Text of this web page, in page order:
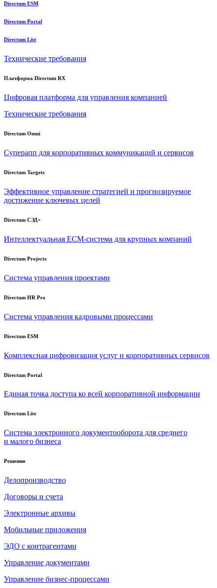
Directum ESM
Directum Portal
Directum Lite
Технические требования
Платформа Directum RX
Цифровая платформа для управления компанией
Технические требования
Directum Omni
Суперапп для корпоративных коммуникаций и сервисов
Directum Targets
Эффективное управление стратегией и прогнозируемое
достижение ключевых целей
Directum СЭД+
Интеллектуальная ECM-система для крупных компаний
Directum Projects
Система управления проектами
Directum HR Pro
Система управления кадровыми процессами
Directum ESM
Комплексная цифровизация услуг и корпоративных сервисов
Directum Portal
Единая точка доступа ко всей корпоративной информации
Directum Lite
Система электронного документооборота для среднего
и малого бизнеса
Решения
Делопроизводство
Договоры и счета
Электронные архивы
Мобильные приложения
ЭДО с контрагентами
Управление документами
Управление бизнес-процессами